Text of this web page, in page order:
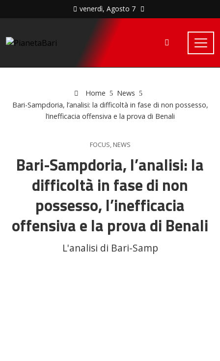
venerdì, Agosto 7
Home
News
Bari-Sampdoria, l’analisi: la difficoltà in fase di non possesso,
l’inefficacia offensiva e la prova di Benali
FOCUS, NEWS
Bari-Sampdoria, l’analisi: la
difficoltà in fase di non
possesso, l’inefficacia
offensiva e la prova di Benali
L'analisi di Bari-Samp